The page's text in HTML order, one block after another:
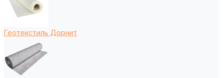
Геотекстиль Дорнит